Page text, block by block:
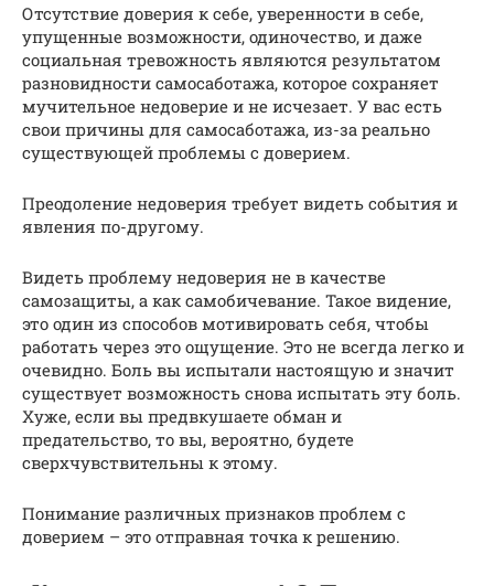
Отсутствие доверия к себе, уверенности в себе,
упущенные возможности, одиночество, и даже
социальная тревожность являются результатом
разновидности самосаботажа, которое сохраняет
мучительное недоверие и не исчезает. У вас есть
свои причины для самосаботажа, из-за реально
существующей проблемы с доверием.
Преодоление недоверия требует видеть события и
явления по-другому.
Видеть проблему недоверия не в качестве
самозащиты, а как самобичевание. Такое видение,
это один из способов мотивировать себя, чтобы
работать через это ощущение. Это не всегда легко и
очевидно. Боль вы испытали настоящую и значит
существует возможность снова испытать эту боль.
Хуже, если вы предвкушаете обман и
предательство, то вы, вероятно, будете
сверхчувствительны к этому.
Понимание различных признаков проблем с
доверием – это отправная точка к решению.